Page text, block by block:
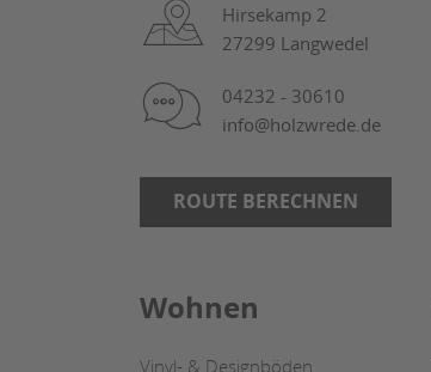
Hirsekamp 2
27299 Langwedel
04232 - 30610
info@holzwrede.de
ROUTE BERECHNEN
Wohnen
Vinyl- & Designböden